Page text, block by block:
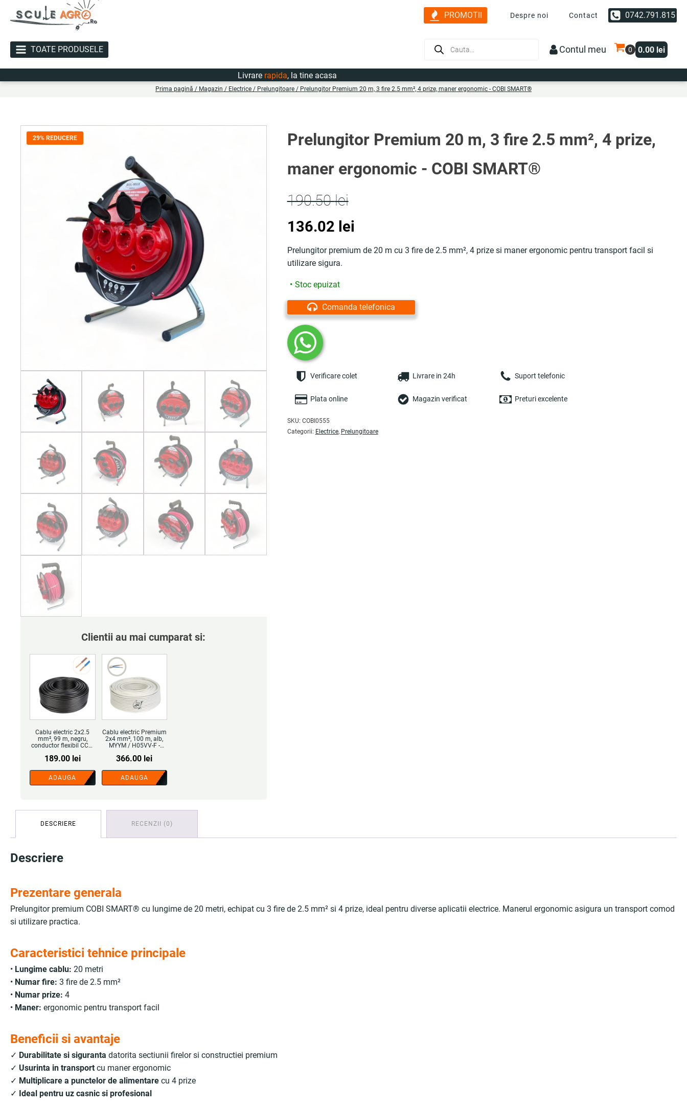
PROMOTII Despre noi Contact 0742.791.815
TOATE PRODUSELE
Products
Contul meu 0.00 lei
Livrarerapida, la tine acasa
Prima pagină / Magazin / Electrice / Prelungitoare / Prelungitor Premium 20 m, 3 fire 2.5 mm², 4 prize, maner ergonomic - COBI SMART®
29% REDUCERE
Clientii au mai cumparat si:
Cablu electric 2x2.5
mm², 99 m, negru,
conductor flexibil CCA,
PVC, MYYM / H05VV-F
limitat
189.00 lei
ADAUGA
Cablu electric Premium
2x4 mm², 100 m, alb,
MYYM / H05VV-F -
366.00 lei
ADAUGA
Prelungitor Premium 20 m, 3 fire 2.5 mm², 4 prize,
maner ergonomic - COBI SMART®
190.50lei
Prețul
inițial
fost:
190.50 lei.
136.02 lei
curent
136.02 lei.
Prelungitor premium de 20 m cu 3 fire de 2.5 mm², 4 prize si maner ergonomic pentru transport facil si
utilizare sigura.
Stoc epuizat
Comanda telefonica
Verificare colet Livrare in 24h Suport telefonic
Plata online Magazin verificat Preturi excelente
SKU: COBI0555
Categorii: Electrice, Prelungitoare
DESCRIERE RECENZII (0)
Descriere
Prezentare generala
Prelungitor premium COBI SMART® cu lungime de 20 metri, echipat cu 3 fire de 2.5 mm² si 4 prize, ideal pentru diverse aplicatii electrice. Manerul ergonomic asigura un transport comod
si utilizare practica.
Caracteristici tehnice principale
• Lungime cablu: 20 metri
• Numar fire: 3 fire de 2.5 mm²
• Numar prize: 4
• Maner: ergonomic pentru transport facil
Beneficii si avantaje
✓ Durabilitate si siguranta datorita sectiunii firelor si constructiei premium
✓ Usurinta in transport cu maner ergonomic
✓ Multiplicare a punctelor de alimentare cu 4 prize
✓ Ideal pentru uz casnic si profesional